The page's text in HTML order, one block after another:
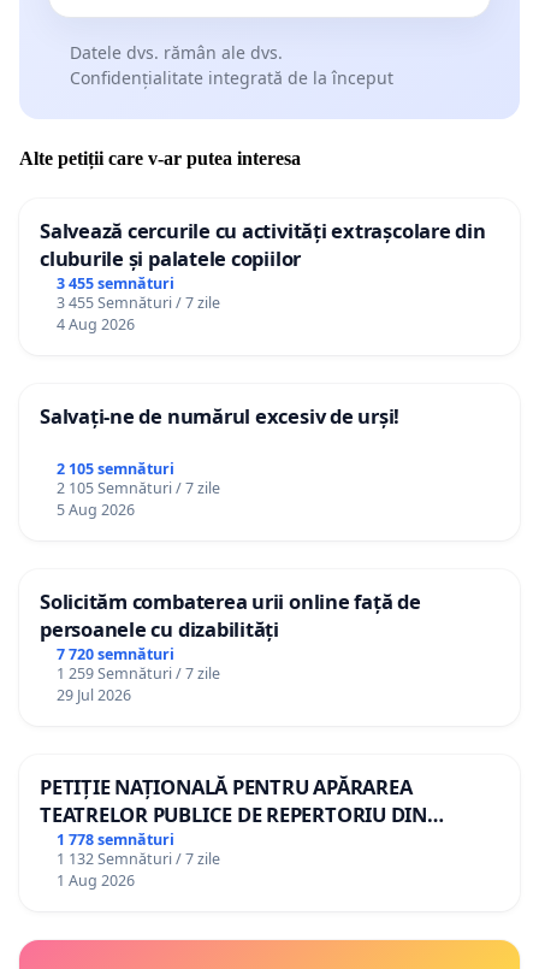
Datele dvs. rămân ale dvs.
Confidențialitate integrată de la început
Alte petiții care v-ar putea interesa
Salvează cercurile cu activități extrașcolare din
cluburile și palatele copiilor
3 455 semnături
3 455 Semnături / 7 zile
4 Aug 2026
Salvați-ne de numărul excesiv de urși!
2 105 semnături
2 105 Semnături / 7 zile
5 Aug 2026
Solicităm combaterea urii online față de
persoanele cu dizabilități
7 720 semnături
1 259 Semnături / 7 zile
29 Jul 2026
PETIȚIE NAȚIONALĂ PENTRU APĂRAREA
TEATRELOR PUBLICE DE REPERTORIU DIN
ROMÂNIA
1 778 semnături
1 132 Semnături / 7 zile
1 Aug 2026